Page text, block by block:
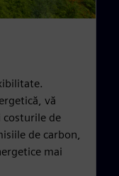
vă
costurile de
de carbon,
mai